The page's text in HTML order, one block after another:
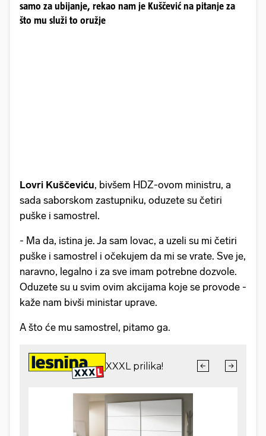
samo za ubijanje, rekao nam je Kuščević na pitanje za
što mu služi to oružje
Lovri Kuščeviću, bivšem HDZ-ovom ministru, a
sada saborskom zastupniku, oduzete su četiri
puške i samostrel.
- Ma da, istina je. Ja sam lovac, a uzeli su mi četiri
puške i samostrel i očekujem da mi se vrate. Sve je,
naravno, legalno i za sve imam potrebne dozvole.
Oduzete su u svim ovim akcijama koje se provode -
kaže nam bivši ministar uprave.
A što će mu samostrel, pitamo ga.